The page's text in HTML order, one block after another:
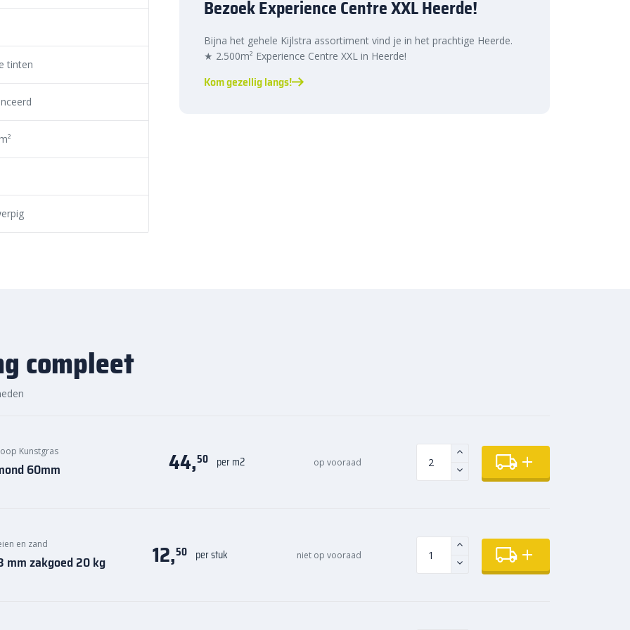
om extra versteviging. Ga je
of menggranulaat aan de
Dit verzekert een strak
nog jarenlang van strakke
levering
assortiment en scherpe
tinten
Bezoek Experience Centre XXL Heerde!
Bijna het gehele Kijlstra assortiment vind je in het prachtige Heerde.
★ 2.500m² Experience Centre XXL in Heerde!
Kom gezellig langs!
compleet
Kunstgras
60mm 44,50 per m2 op vooraad
en zand
mm zakgoed 20 kg 12,50 per stuk niet op vooraad